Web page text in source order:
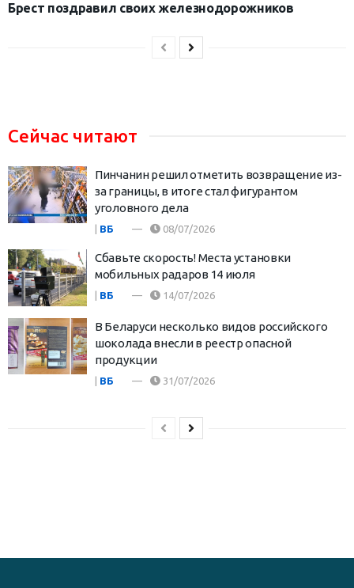
Брест поздравил своих железнодорожников
Сейчас читают
Пинчанин решил отметить возвращение из-
за границы, в итоге стал фигурантом
уголовного дела
ВБ 08/07/2026
Сбавьте скорость! Места установки
мобильных радаров 14 июля
ВБ 14/07/2026
В Беларуси несколько видов российского
шоколада внесли в реестр опасной
продукции
ВБ 31/07/2026